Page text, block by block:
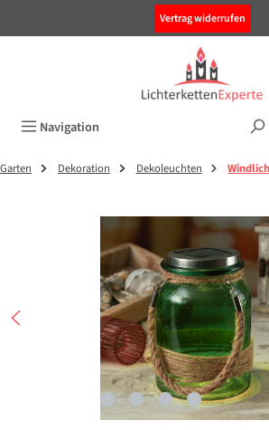
Vertrag widerrufen
Navigation
Garten Dekoration Dekoleuchten
Bildergalerie überspringen